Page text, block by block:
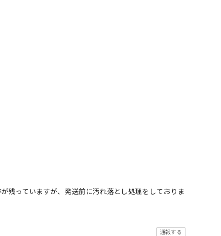
残っていますが、発送前に汚れ落とし処理をしておりま
通報する